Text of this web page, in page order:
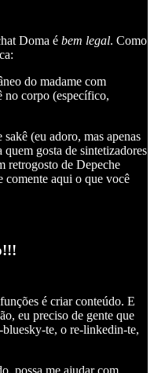
Doma é bem legal. Como
do madame com
no corpo (específico,
(eu adoro, mas apenas
gosta de sintetizadores
retrogosto de Depeche
comente aqui o que você
é criar conteúdo. E
eu preciso de gente que
te, o re-linkedin-te,